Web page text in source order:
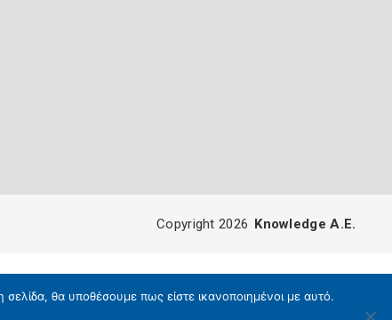
θα υποθέσουμε πως είστε ικανοποιημένοι με αυτό.
Copyright 2026 Knowledge A.E.